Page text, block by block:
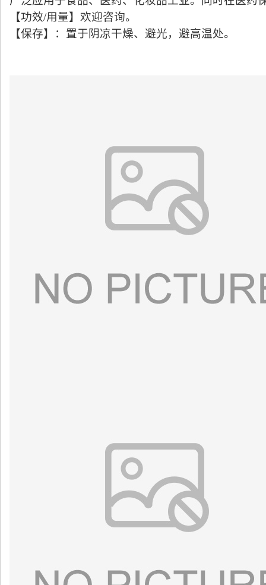
【功效/用量】欢迎咨询。
【保存】：置于阴凉干燥、避光，避高温处。